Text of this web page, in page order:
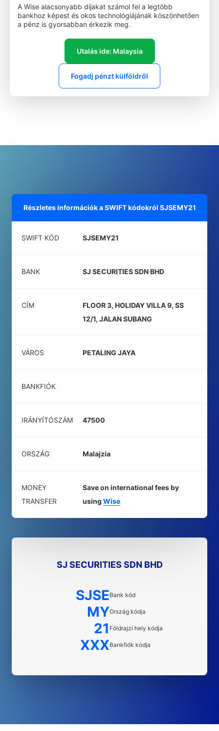
A Wise alacsonyabb díjakat számol fel a legtöbb
bankhoz képest és okos technológiájának köszönhetően
a pénz is gyorsabban érkezik meg.
Utalás ide: Malaysia
Fogadj pénzt külföldről
Részletes információk a SWIFT kódokról SJSEMY21
SWIFT KÓD SJSEMY21
BANK SJ SECURITIES SDN BHD
CÍM
FLOOR 3, HOLIDAY VILLA 9, SS
12/1, JALAN SUBANG
VÁROS PETALING JAYA
BANKFIÓK
IRÁNYÍTÓSZÁM 47500
ORSZÁG Malajzia
MONEY
TRANSFER
Save on international fees by
using Wise
SJ SECURITIES SDN BHD
SJSEBank kód
MYOrszág kódja
21 Földrajzi hely kódja
XXXBankfiók kódja